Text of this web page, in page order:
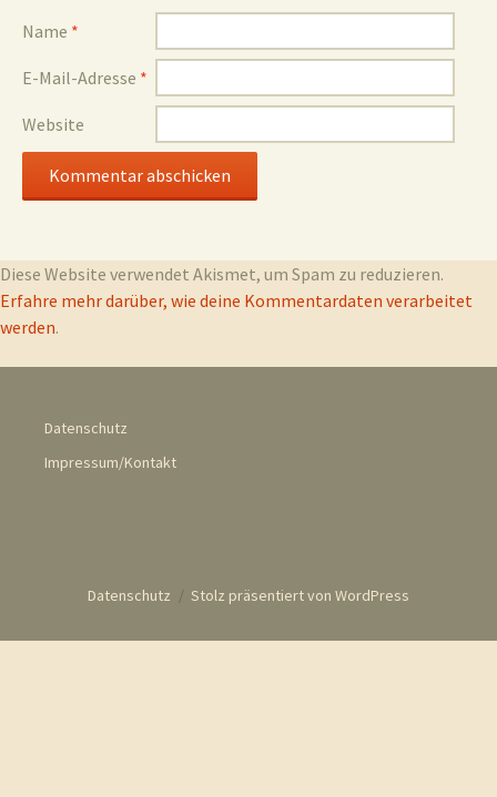
Name *
E-Mail-Adresse *
Website
Diese Website verwendet Akismet, um Spam zu reduzieren.
Erfahre mehr darüber, wie deine Kommentardaten verarbeitet
werden.
Datenschutz
Impressum/Kontakt
Datenschutz Stolz präsentiert von WordPress